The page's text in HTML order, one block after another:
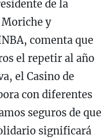
de la
y
comenta que
el repetir al año
el Casino de
con diferentes
seguros de que
significará